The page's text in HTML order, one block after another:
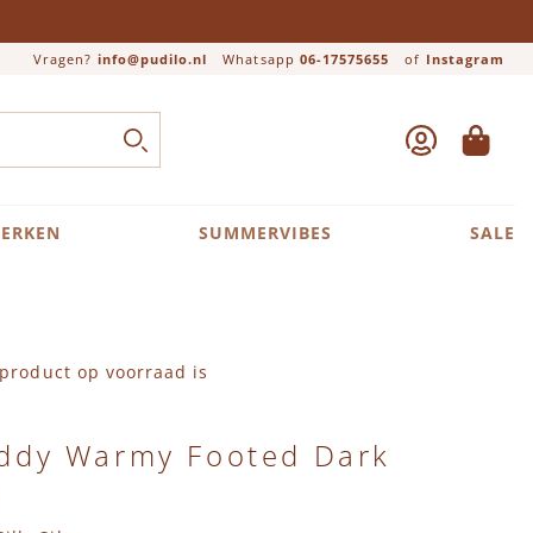
Vragen? info@pudilo.nl Whatsapp 06-17575655 of Instagram
Close search
ZOEK ACCOUNT
SUMMERVIBES SALE
op voorraad is
Warmy Footed Dark